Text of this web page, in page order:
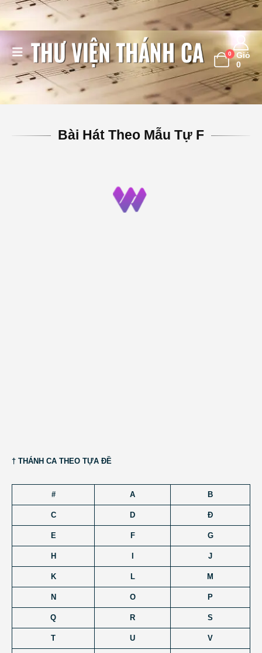
0
Giỏ
0
Bài Hát Theo Mẫu Tự F
† THÁNH CA THEO TỰA ĐỀ
# A B
C D Đ
E F G
H J
K L M
N O P
Q R S
T U V